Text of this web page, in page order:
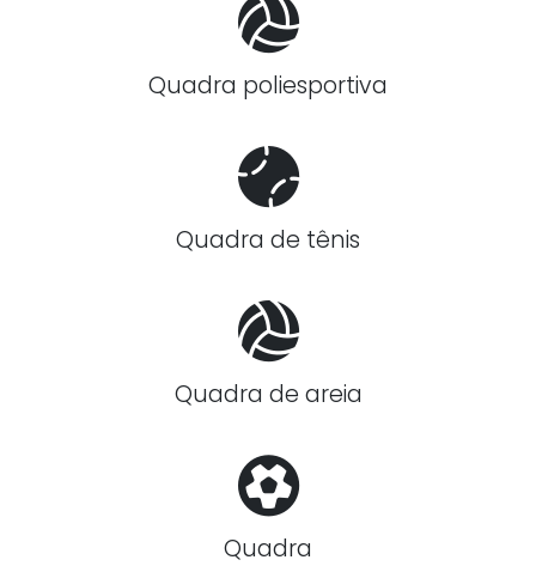
Quadra poliesportiva
Quadra de tênis
Quadra de areia
Quadra